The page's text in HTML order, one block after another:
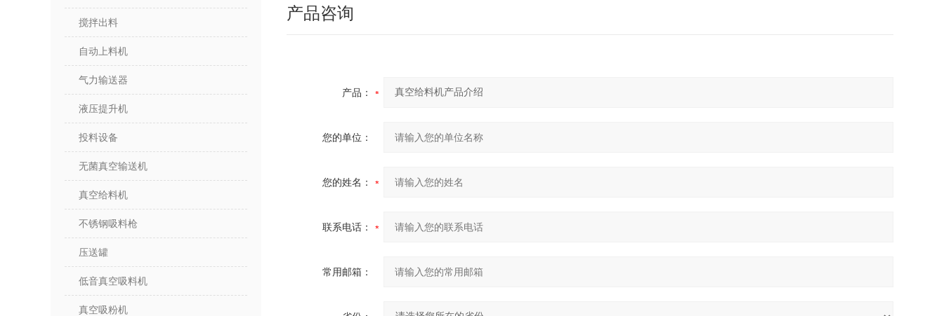
产品咨询
产品：
您的单位：
您的姓名：
联系电话：
常用邮箱：
搅拌出料
自动上料机
气力输送器
液压提升机
投料设备
无菌真空输送机
真空给料机
不锈钢吸料枪
压送罐
低音真空吸料机
真空吸粉机